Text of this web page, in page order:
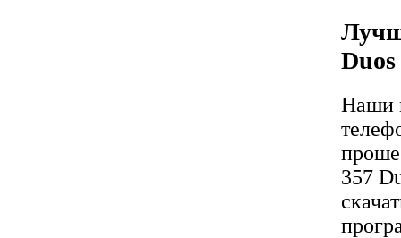
Duos
Наши
проше
357